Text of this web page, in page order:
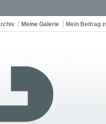
Meine Galerie Mein Beitrag